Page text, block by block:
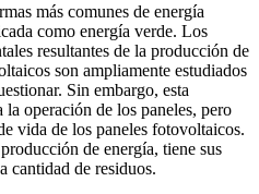
más comunes de energía
como energía verde. Los
resultantes de la producción de
son ampliamente estudiados
Sin embargo, esta
operación de los paneles, pero
vida de los paneles fotovoltaicos.
de energía, tiene sus
cantidad de residuos.